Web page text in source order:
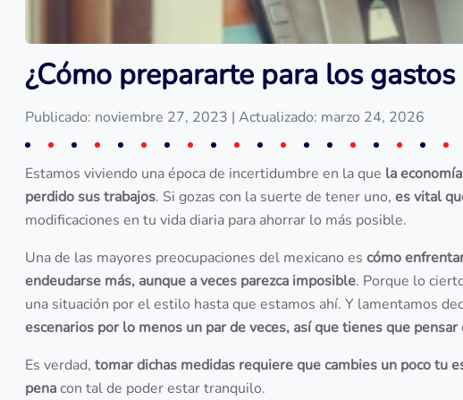
¿Cómo prepararte para los
Publicado: noviembre 27, 2023 | Actualizado: marzo 24, 2026
Estamos viviendo una época de incertidumbre en la que la
perdido sus trabajos. Si gozas con la suerte de tener uno, es vital
modificaciones en tu vida diaria para ahorrar lo más posible.
Una de las mayores preocupaciones del mexicano es cómo
endeudarse más, aunque a veces parezca imposible. Porque lo
una situación por el estilo hasta que estamos ahí. Y lamentamos
escenarios por lo menos un par de veces, así que tienes que
Es verdad, tomar dichas medidas requiere que cambies un poco tu
penacon tal de poder estar tranquilo.